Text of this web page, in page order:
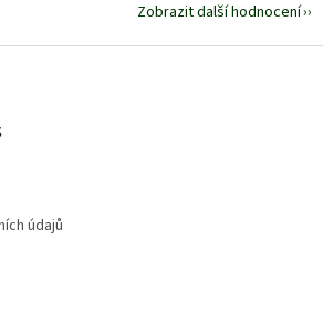
Zobrazit další hodnocení
údajů